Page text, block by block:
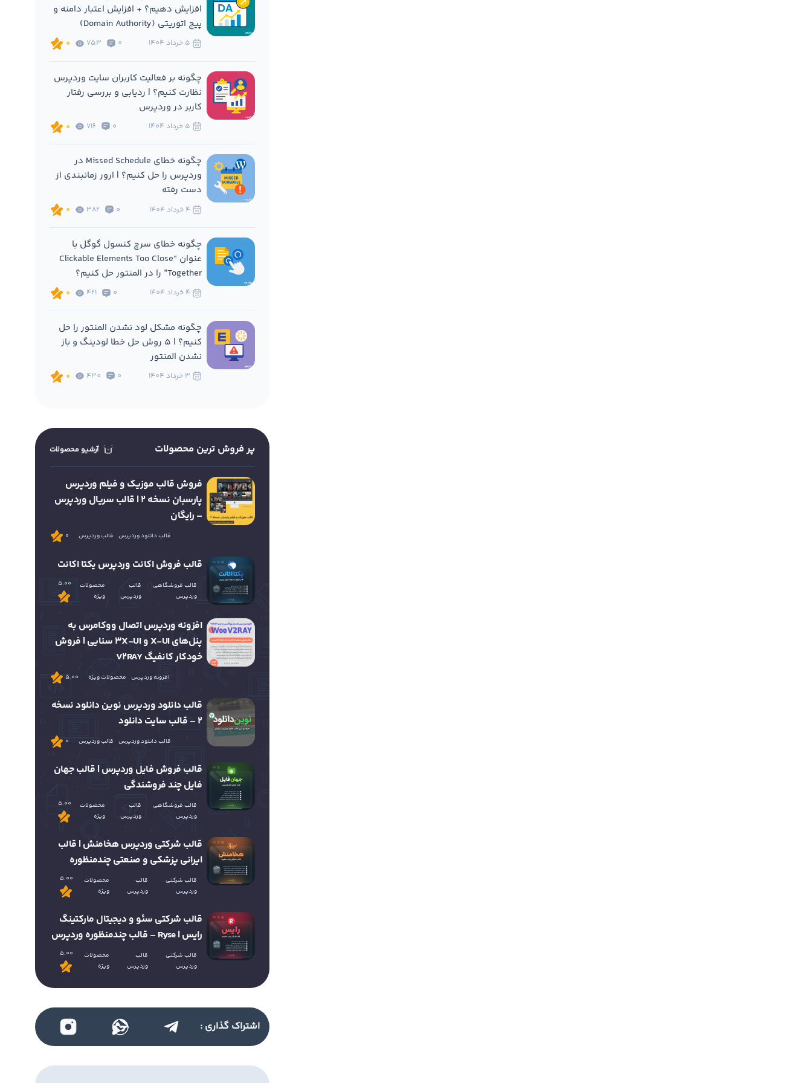
افزایش دهیم؟ + افزایش اعتبار دامنه و
پیج اتوریتی (Domain Authority)
0
753
0
چگونه بر فعالیت کاربران سایت وردپرس
نظارت کنیم؟ | ردیابی و بررسی رفتار
کاربر در وردپرس
0
716
0
چگونه خطای Missed Schedule در
وردپرس را حل کنیم؟ | ارور زمانبندی از
دست رفته
0
382
0
چگونه خطای سرچ کنسول گوگل با
عنوان “Clickable Elements Too Close
Together” را در المنتور حل کنیم؟
0
421
0
چگونه مشکل لود نشدن المنتور را حل
کنیم؟ | 5 روش حل خطا لودینگ و باز
نشدن المنتور
0
430
0
پر فروش ترین محصولات آرشیو محصولات
فروش قالب موزیک و فیلم وردپرس
پارسبان نسخه 2 | قالب سریال وردپرس
– رایگان
قالب دانلود وردپرس قالب وردپرس 0
قالب فروش اکانت وردپرس یکتا اکانت
قالب فروشگاهی
وردپرس
قالب
وردپرس
محصولات
ویژه
5.00
افزونه وردپرس اتصال ووکامرس به
پنل‌های X-UI و 3X-UI سنایی | فروش
خودکار کانفیگ V2RAY
افزونه وردپرس محصولات ویژه 5.00
قالب دانلود وردپرس نوین دانلود نسخه
2 – قالب سایت دانلود
قالب دانلود وردپرس قالب وردپرس 0
قالب فروش فایل وردپرس | قالب جهان
فایل چند فروشندگی
قالب فروشگاهی
وردپرس
قالب
وردپرس
محصولات
ویژه
5.00
قالب شرکتی وردپرس هخامنش | قالب
ایرانی پزشکی و صنعتی چندمنظوره
قالب شرکتی
وردپرس
قالب
وردپرس
محصولات
ویژه
5.00
قالب شرکتی سئو و دیجیتال مارکتینگ
رایس | Ryse – قالب چندمنظوره وردپرس
قالب شرکتی
وردپرس
قالب
وردپرس
محصولات
ویژه
5.00
اشتراک گذاری :